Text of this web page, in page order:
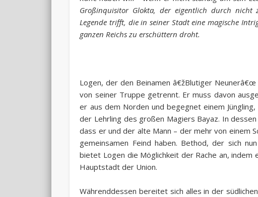
Großinquisitor Glokta, der eigentlich durch
Legende trifft, die in seiner Stadt eine magische
ganzen Reichs zu erschüttern droht.
Logen, der den Beinamen â€žBlutiger
von seiner Truppe getrennt. Er muss davon
er aus dem Norden und begegnet einem
der Lehrling des großen Magiers Bayaz. In
dass er und der alte Mann – der mehr von einem
gemeinsamen Feind haben. Bethod, der sich
bietet Logen die Möglichkeit der Rache an, indem
Hauptstadt der Union.
Währenddessen bereitet sich alles in der